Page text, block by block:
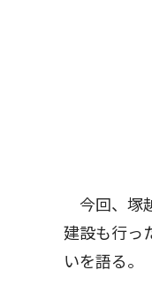
今回、塚
建設も行っ
いを語る。